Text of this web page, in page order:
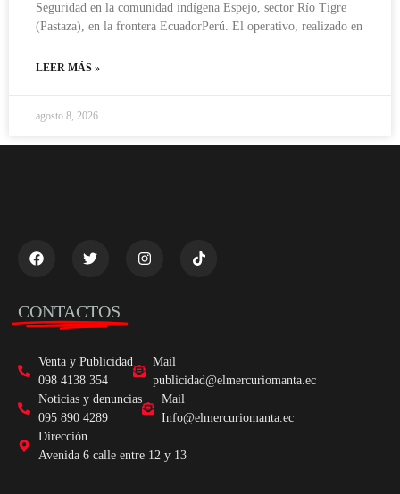
Seguridad en la comunidad indígena Espejo, sector Río Tigre
(Pastaza), en la frontera EcuadorPerú. El operativo, realizado en
LEER MÁS »
agosto 8, 2026
CONTACTOS
Venta y Publicidad
098 4138 354
Mail
publicidad@elmercuriomanta.ec
Noticias y denuncias
095 890 4289
Mail
Info@elmercuriomanta.ec
Dirección
Avenida 6 calle entre 12 y 13